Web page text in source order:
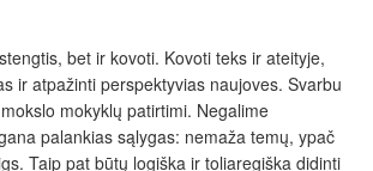
bet ir kovoti. Kovoti teks ir ateityje,
ir atpažinti perspektyvias naujoves. Svarbu
mokyklų patirtimi. Negalime
palankias sąlygas: nemaža temų, ypač
Taip pat būtų logiška ir toliaregiška didinti